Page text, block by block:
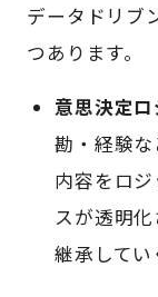
データドリブ
つあります。
意思決定
勘・経験
内容をロ
スが透明
継承してい